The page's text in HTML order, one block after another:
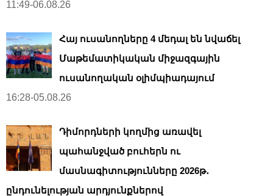
11:49-06.08.26
Հայ ուսանողները 4 մեդալ են նվաճել
Մաթեմատիկական միջազգային
ուսանողական օլիմպիադայում
16:28-05.08.26
Դիմորդների կողմից առավել
պահանջված բուհերն ու
մասնագիտությունները 2026թ․
ընդունելության արդյունքներով